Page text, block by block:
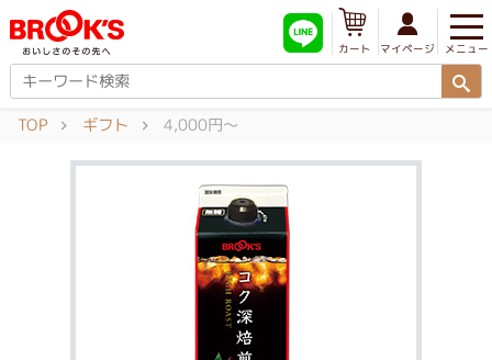
メニュー
マイページ
カート
TOP ギフト 4,000円～